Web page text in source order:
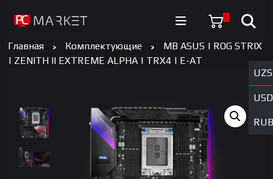
0
UZS
USD
RUB
Главная Комплектующие
MB ASUS | ROG STRIX
| ZENITH II EXTREME ALPHA | TRX4 | E-AT